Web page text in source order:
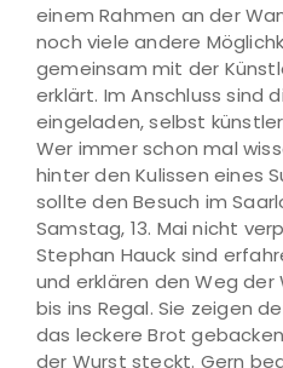
einem Rahmen an der
noch viele andere
gemeinsam mit der
erklärt. Im Anschluss sind
eingeladen, selbst
Wer immer schon mal
hinter den Kulissen eines
sollte den Besuch im
Samstag, 13. Mai nicht
Stephan Hauck sind
und erklären den Weg
bis ins Regal. Sie zeigen
das leckere Brot
der Wurst steckt. Gern